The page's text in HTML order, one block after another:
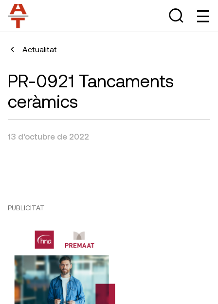
Actualitat
PR-0921 Tancaments
ceràmics
13 d’octubre de 2022
PUBLICITAT